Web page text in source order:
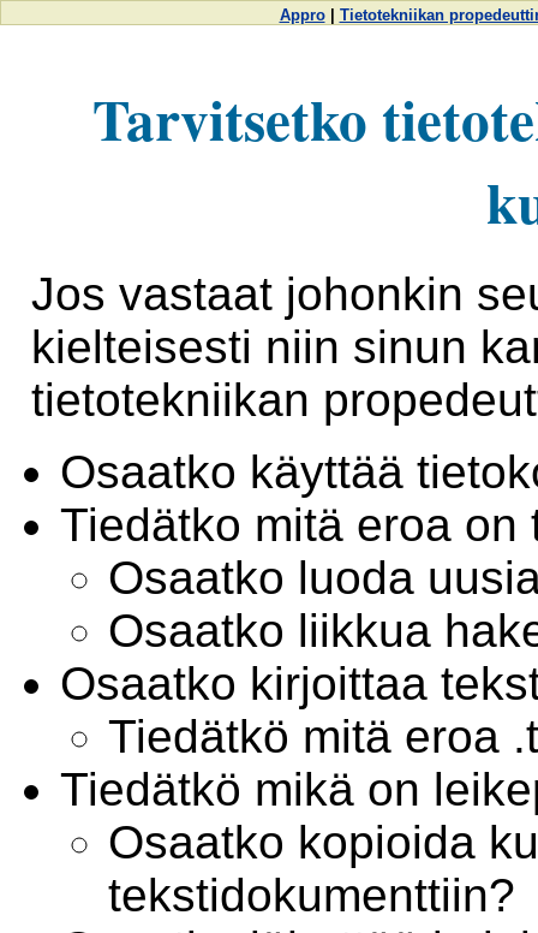
Appro| Tietotekniikan
Tarvitsetko
Jos vastaat johonkin
kielteisesti niin sinun
tietotekniikan
Osaatko käyttää
Tiedätko mitä eroa
Osaatko luoda
Osaatko liikkua
Osaatko kirjoittaa
Tiedätkö mitä eroa
Tiedätkö mikä on
Osaatko kopioida
tekstidokumenttiin?